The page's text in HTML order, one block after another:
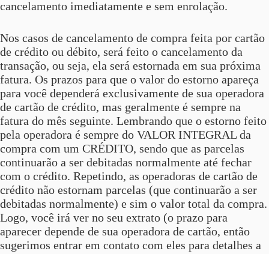
cancelamento imediatamente e sem enrolação.
Nos casos de cancelamento de compra feita por cartão
de crédito ou débito, será feito o cancelamento da
transação, ou seja, ela será estornada em sua próxima
fatura. Os prazos para que o valor do estorno apareça
para você dependerá exclusivamente de sua operadora
de cartão de crédito, mas geralmente é sempre na
fatura do mês seguinte. Lembrando que o estorno feito
pela operadora é sempre do VALOR INTEGRAL da
compra com um CRÉDITO, sendo que as parcelas
continuarão a ser debitadas normalmente até fechar
com o crédito. Repetindo, as operadoras de cartão de
crédito não estornam parcelas (que continuarão a ser
debitadas normalmente) e sim o valor total da compra.
Logo, você irá ver no seu extrato (o prazo para
aparecer depende de sua operadora de cartão, então
sugerimos entrar em contato com eles para detalhes a